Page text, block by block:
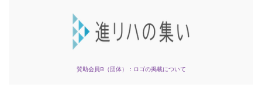
賛助会員B（団体）：ロゴの掲載について